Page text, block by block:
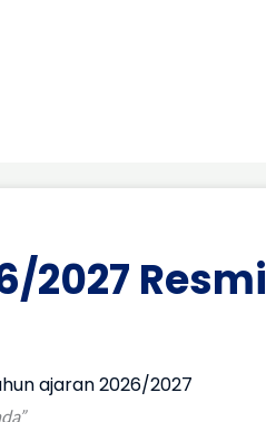
2027 Resmi
ajaran 2026/2027